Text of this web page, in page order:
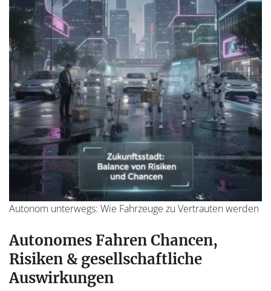
Autonom unterwegs: Wie Fahrzeuge zu Vertrauten werden
Autonomes Fahren Chancen,
Risiken & gesellschaftliche
Auswirkungen